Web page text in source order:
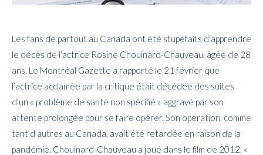
Les fans de partout au Canada ont été stupéfaits d’apprendre
le décès de l’actrice Rosine Chouinard-Chauveau, âgée de 28
ans. Le Montréal Gazette a rapporté le 21 février que
l’actrice acclamée par la critique était décédée des suites
d’un « problème de santé non spécifié » aggravé par son
attente prolongée pour se faire opérer. Son opération, comme
tant d’autres au Canada, avait été retardée en raison de la
pandémie. Chouinard-Chauveau a joué dans le film de 2012, «